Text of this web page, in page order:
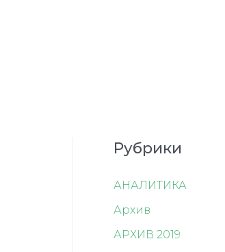
Рубрики
АНАЛИТИКА
Архив
АРХИВ 2019